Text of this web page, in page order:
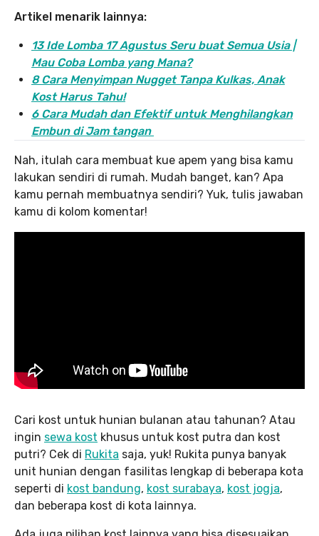
Artikel menarik lainnya:
13 Ide Lomba 17 Agustus Seru buat Semua Usia |
Mau Coba Lomba yang Mana?
8 Cara Menyimpan Nugget Tanpa Kulkas, Anak
Kost Harus Tahu!
6 Cara Mudah dan Efektif untuk Menghilangkan
Embun di Jam tangan
Nah, itulah cara membuat kue apem yang bisa kamu
lakukan sendiri di rumah. Mudah banget, kan? Apa
kamu pernah membuatnya sendiri? Yuk, tulis jawaban
kamu di kolom komentar!
Cari kost untuk hunian bulanan atau tahunan? Atau
ingin sewa kost khusus untuk kost putra dan kost
putri? Cek di Rukita saja, yuk! Rukita punya banyak
unit hunian dengan fasilitas lengkap di beberapa kota
seperti di kost bandung, kost surabaya, kost jogja,
dan beberapa kost di kota lainnya.